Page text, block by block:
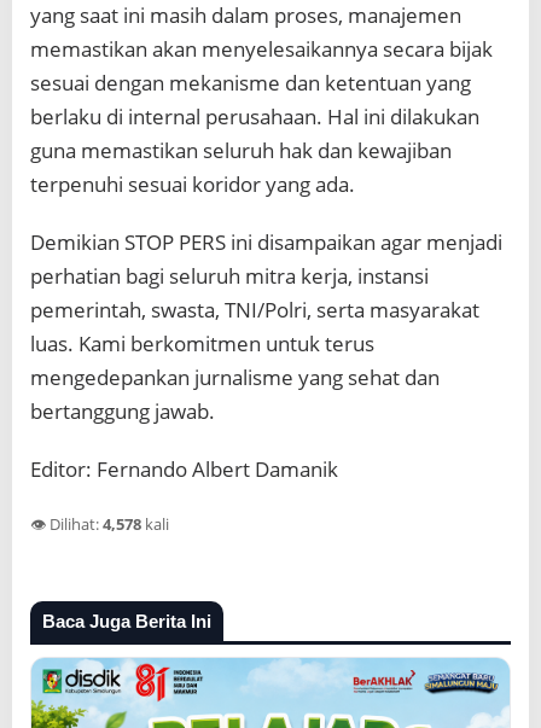
yang saat ini masih dalam proses, manajemen
memastikan akan menyelesaikannya secara bijak
sesuai dengan mekanisme dan ketentuan yang
berlaku di internal perusahaan. Hal ini dilakukan
guna memastikan seluruh hak dan kewajiban
terpenuhi sesuai koridor yang ada.
Demikian STOP PERS ini disampaikan agar menjadi
perhatian bagi seluruh mitra kerja, instansi
pemerintah, swasta, TNI/Polri, serta masyarakat
luas. Kami berkomitmen untuk terus
mengedepankan jurnalisme yang sehat dan
bertanggung jawab.
Editor: Fernando Albert Damanik
👁️ Dilihat:4,578 kali
Baca Juga Berita Ini